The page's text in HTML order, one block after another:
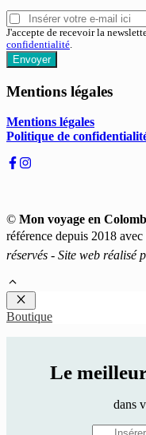
J'accepte de recevoir la
confidentialité.
Envoyer
Mentions légales
Mentions légales
Politique de
© Mon voyage en
référence depuis 2018
réservés - Site web réalisé
Fermer
Boutique
Le
dans